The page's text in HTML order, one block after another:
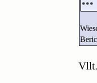
***
Vllt.